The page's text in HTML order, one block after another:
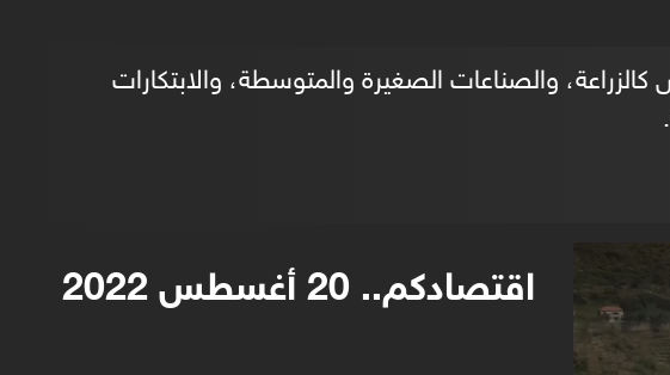
والصناعات الصغيرة والمتوسطة، والابتكارات
seconds
of
0
اقتصادكم.. 20 أغسطس 2022